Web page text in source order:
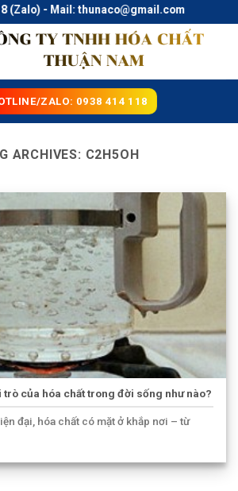
- Mail: thunaco@gmail.com
ZALO: 0938 414 118
ARCHIVES: C2H5OH
trò của hóa chất trong đời sống như nào?
đại, hóa chất có mặt ở khắp nơi – từ